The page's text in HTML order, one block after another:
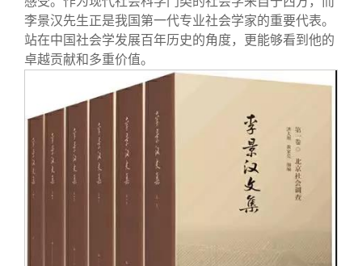
校友文苑
校友讲坛
校友视界
三创大赛
实用信息
会长致辞
总会章程
理事会名单
制度法规
李景汉先生正是我国第一代专业社会学家的重要代表。
站在中国社会学发展百年历史的角度，更能够看到他的
卓越贡献和多重价值。